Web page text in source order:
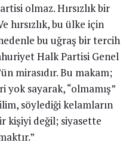
olmaz. Hırsızlık bir
hırsızlık, bu ülke için
nedenle bu uğraş bir tercih
Halk Partisi Genel
mirasıdır. Bu makam;
sayarak, “olmamış”
söylediği kelamların
kişiyi değil; siyasette